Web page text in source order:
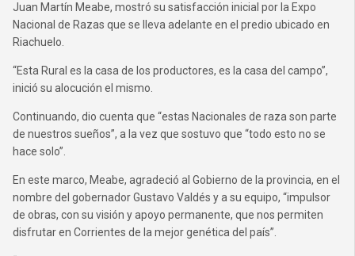
Juan Martín Meabe, mostró su satisfacción inicial por la Expo
Nacional de Razas que se lleva adelante en el predio ubicado en
Riachuelo.
“Esta Rural es la casa de los productores, es la casa del campo”,
inició su alocución el mismo.
Continuando, dio cuenta que “estas Nacionales de raza son parte
de nuestros sueños”, a la vez que sostuvo que “todo esto no se
hace solo”.
En este marco, Meabe, agradeció al Gobierno de la provincia, en el
nombre del gobernador Gustavo Valdés y a su equipo, “impulsor
de obras, con su visión y apoyo permanente, que nos permiten
disfrutar en Corrientes de la mejor genética del país”.